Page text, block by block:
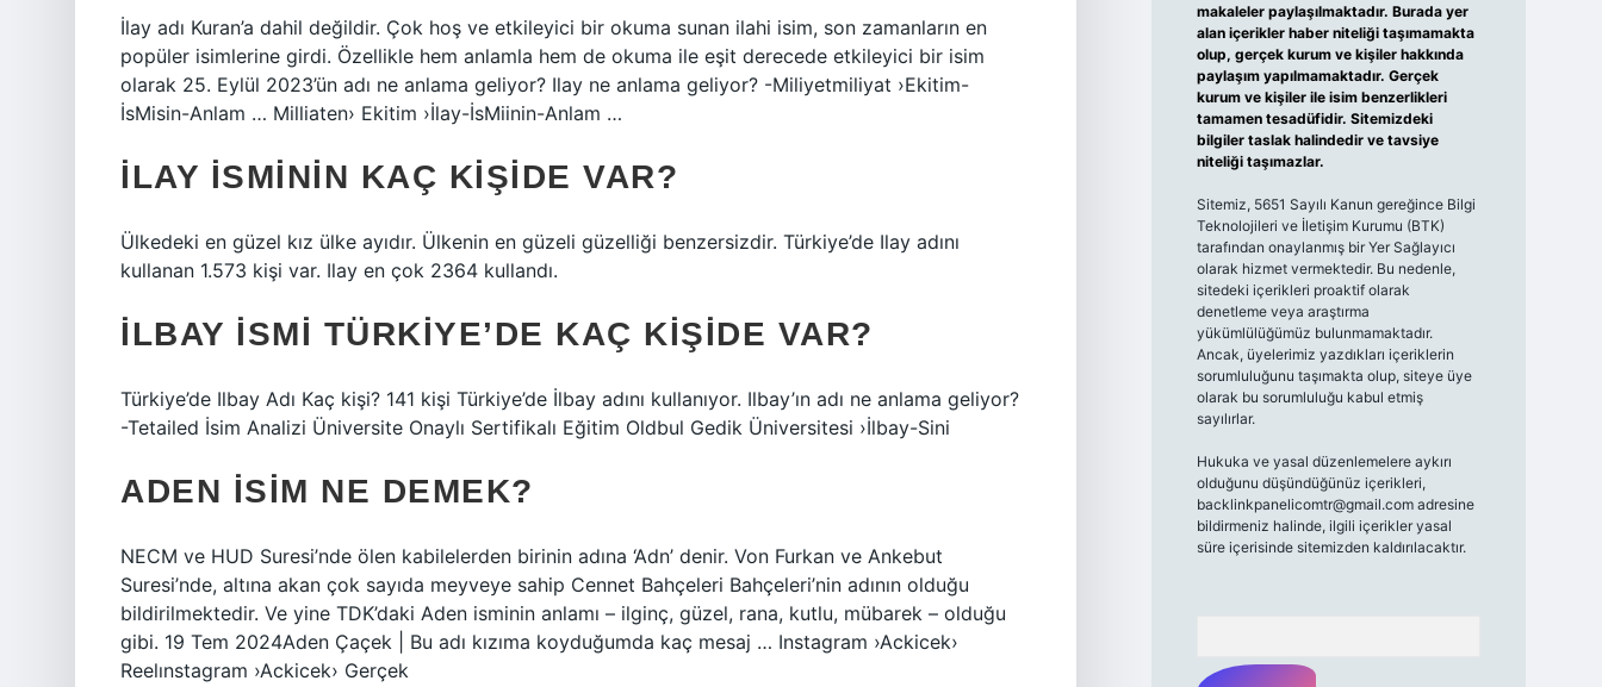
İlay adı Kuran’a dahil değildir. Çok hoş ve etkileyici bir okuma sunan ilahi isim, son zamanların en
popüler isimlerine girdi. Özellikle hem anlamla hem de okuma ile eşit derecede etkileyici bir isim
olarak 25. Eylül 2023’ün adı ne anlama geliyor? Ilay ne anlama geliyor? -Miliyetmiliyat ›Ekitim-
İsMisin-Anlam … Milliaten› Ekitim ›İlay-İsMiinin-Anlam …
İLAY ISMININ KAÇ KIŞIDE VAR?
Ülkedeki en güzel kız ülke ayıdır. Ülkenin en güzeli güzelliği benzersizdir. Türkiye’de Ilay adını
kullanan 1.573 kişi var. Ilay en çok 2364 kullandı.
İLBAY ISMI TÜRKIYE’DE KAÇ KIŞIDE VAR?
Türkiye’de Ilbay Adı Kaç kişi? 141 kişi Türkiye’de İlbay adını kullanıyor. Ilbay’ın adı ne anlama geliyor?
-Tetailed İsim Analizi Üniversite Onaylı Sertifikalı Eğitim Oldbul Gedik Üniversitesi ›İlbay-Sini
ADEN ISIM NE DEMEK?
NECM ve HUD Suresi’nde ölen kabilelerden birinin adına ‘Adn’ denir. Von Furkan ve Ankebut
Suresi’nde, altına akan çok sayıda meyveye sahip Cennet Bahçeleri Bahçeleri’nin adının olduğu
bildirilmektedir. Ve yine TDK’daki Aden isminin anlamı – ilginç, güzel, rana, kutlu, mübarek – olduğu
gibi. 19 Tem 2024Aden Çaçek | Bu adı kızıma koyduğumda kaç mesaj … Instagram ›Ackicek›
Reelınstagram ›Ackicek› Gerçek
makaleler paylaşılmaktadır. Burada yer
alan içerikler haber niteliği taşımamakta
olup, gerçek kurum ve kişiler hakkında
paylaşım yapılmamaktadır. Gerçek
kurum ve kişiler ile isim benzerlikleri
tamamen tesadüfidir. Sitemizdeki
bilgiler taslak halindedir ve tavsiye
niteliği taşımazlar.
Sitemiz, 5651 Sayılı Kanun gereğince Bilgi
Teknolojileri ve İletişim Kurumu (BTK)
tarafından onaylanmış bir Yer Sağlayıcı
olarak hizmet vermektedir. Bu nedenle,
sitedeki içerikleri proaktif olarak
denetleme veya araştırma
yükümlülüğümüz bulunmamaktadır.
Ancak, üyelerimiz yazdıkları içeriklerin
sorumluluğunu taşımakta olup, siteye üye
olarak bu sorumluluğu kabul etmiş
sayılırlar.
Hukuka ve yasal düzenlemelere aykırı
olduğunu düşündüğünüz içerikleri,
backlinkpanelicomtr@gmail.comadresine
bildirmeniz halinde, ilgili içerikler yasal
süre içerisinde sitemizden kaldırılacaktır.